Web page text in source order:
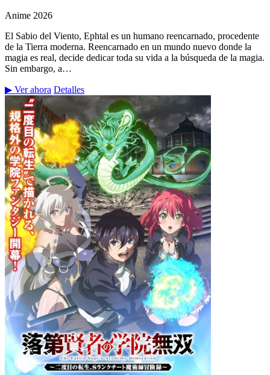
Anime 2026
El Sabio del Viento, Ephtal es un humano reencarnado, procedente
de la Tierra moderna. Reencarnado en un mundo nuevo donde la
magia es real, decide dedicar toda su vida a la búsqueda de la magia.
Sin embargo, a…
▶ Ver ahora Detalles